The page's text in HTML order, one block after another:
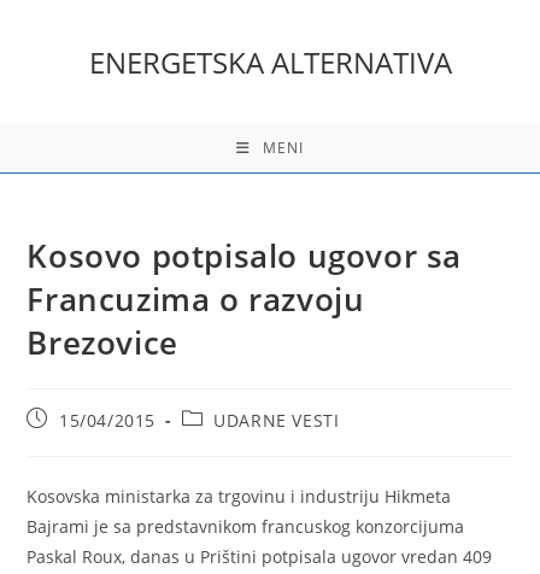
ENERGETSKA ALTERNATIVA
MENI
Kosovo potpisalo ugovor sa
Francuzima o razvoju
Brezovice
Post15/04/2015
PostUDARNE VESTI
Kosovska ministarka za trgovinu i industriju Hikmeta
Bajrami je sa predstavnikom francuskog konzorcijuma
Paskal Roux, danas u Prištini potpisala ugovor vredan 409